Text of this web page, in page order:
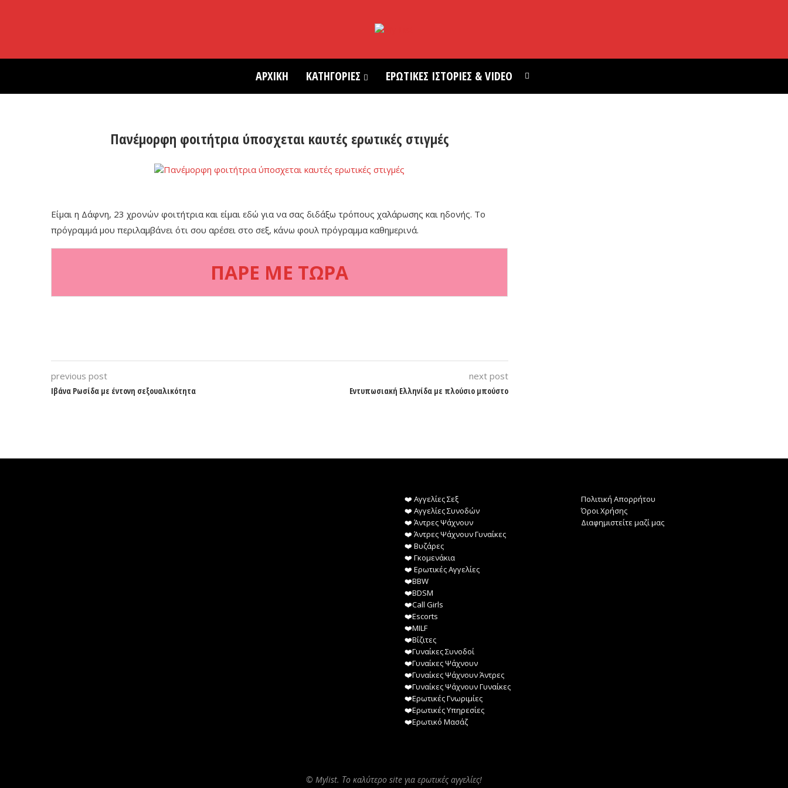
ΑΡΧΙΚΗ ΚΑΤΗΓΟΡΙΕΣ ΕΡΩΤΙΚΕΣ ΙΣΤΟΡΙΕΣ & VIDEO
Πανέμορφη φοιτήτρια ύποσχεται καυτές ερωτικές στιγμές
Είμαι η Δάφνη, 23 χρονών φοιτήτρια και είμαι εδώ για να σας διδάξω τρόπους χαλάρωσης και ηδονής. Το
πρόγραμμά μου περιλαμβάνει ότι σου αρέσει στο σεξ, κάνω φουλ πρόγραμμα καθημερινά.
ΠΑΡΕ ΜΕ ΤΩΡΑ
previous post
Ιβάνα Ρωσίδα με έντονη σεξουαλικότητα
next post
Εντυπωσιακή Ελληνίδα με πλούσιο μπούστο
❤️️ Αγγελίες Σεξ
❤️️ Αγγελίες Συνοδών
❤️️ Άντρες Ψάχνουν
❤️️ Άντρες Ψάχνουν Γυναίκες
❤️️ Βυζάρες
❤️️ Γκομενάκια
❤️️ Ερωτικές Αγγελίες
❤️️BBW
❤️️BDSM
❤️️Call Girls
❤️️Escorts
❤️️MILF
❤️️Βίζιτες
❤️️Γυναίκες Συνοδοί
❤️️Γυναίκες Ψάχνουν
❤️️Γυναίκες Ψάχνουν Άντρες
❤️️Γυναίκες Ψάχνουν Γυναίκες
❤️️Ερωτικές Γνωριμίες
❤️️Ερωτικές Υπηρεσίες
❤️️Ερωτικό Μασάζ
Πολιτική Απορρήτου
Όροι Χρήσης
Διαφημιστείτε μαζί μας
© Mylist. Το καλύτερο site για ερωτικές αγγελίες!